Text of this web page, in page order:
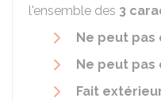
l'ensemble des 3
Ne peut
Ne peut
Fait